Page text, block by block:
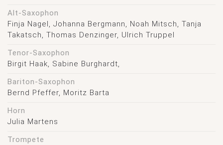
Alt-Saxophon
Finja Nagel, Johanna Bergmann, Noah Mitsch, Tanja
Takatsch, Thomas Denzinger, Ulrich Truppel
Tenor-Saxophon
Birgit Haak, Sabine Burghardt,
Bariton-Saxophon
Bernd Pfeffer, Moritz Barta
Horn
Julia Martens
Trompete